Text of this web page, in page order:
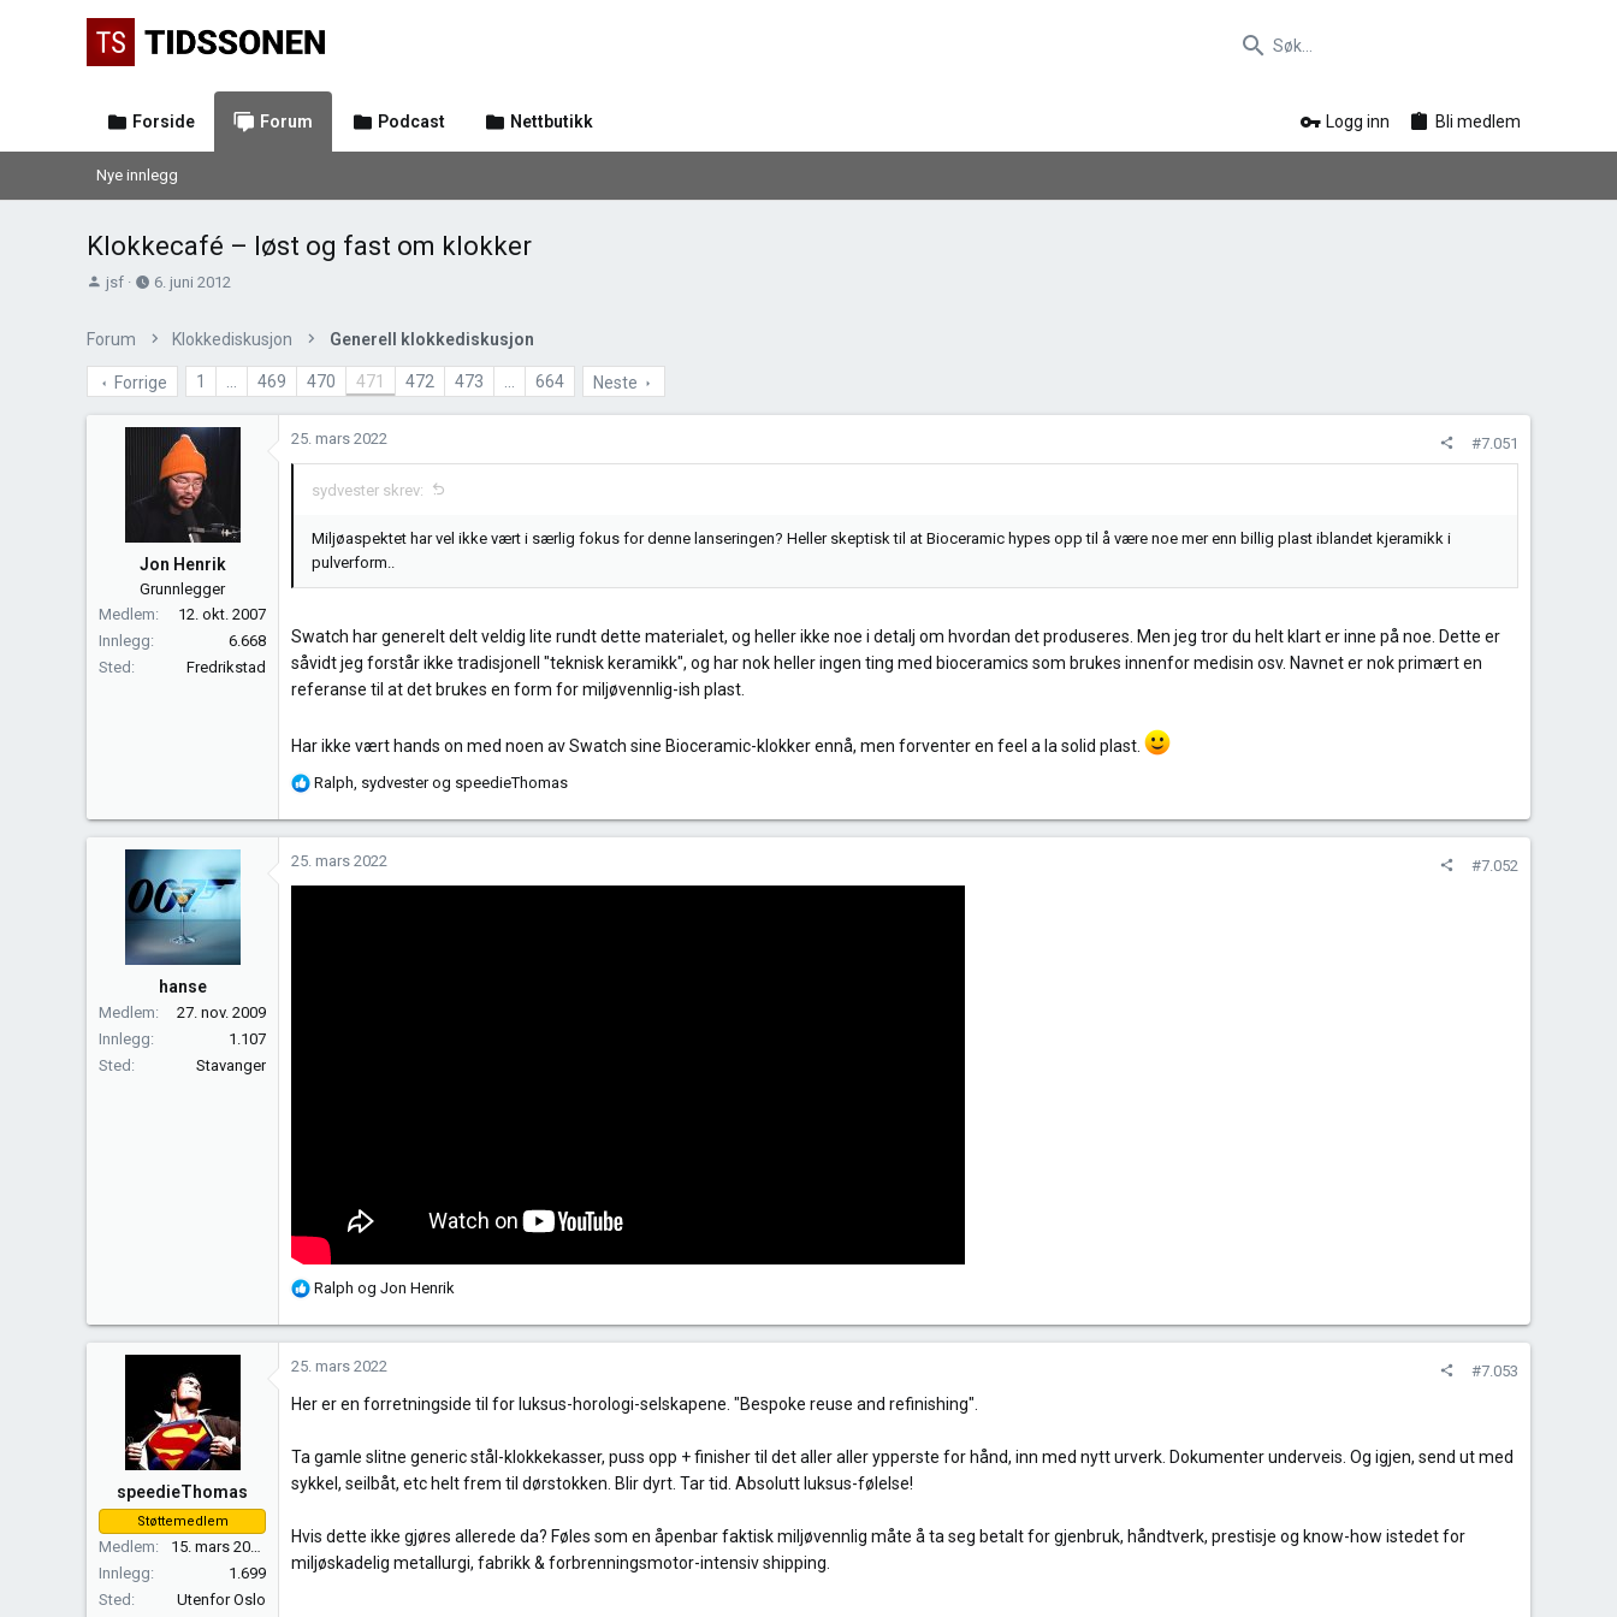
Forside Forum Podcast Nettbutikk Logg inn Bli medlem
Nye innlegg
Klokkecafé – løst og fast om klokker
T
s
t
jsf
O
p
e
t
t
6. juni 2012
Forum Klokkediskusjon Generell klokkediskusjon
Forrige 1 469 470 471 472 473 664 Neste
Jon Henrik
Grunnlegger
Medlem
12. okt. 2007
Innlegg
6.668
Sted
Fredrikstad
25. mars 2022 #7.051
sydvester skrev:
Miljøaspektet har vel ikke vært i særlig fokus for denne lanseringen? Heller skeptisk til at Bioceramic hypes opp til å være noe mer enn billig plast iblandet kjeramikk i
pulverform..
Swatch har generelt delt veldig lite rundt dette materialet, og heller ikke noe i detalj om hvordan det produseres. Men jeg tror du helt klart er inne på noe. Dette er
såvidt jeg forstår ikke tradisjonell "teknisk keramikk", og har nok heller ingen ting med bioceramics som brukes innenfor medisin osv. Navnet er nok primært en
referanse til at det brukes en form for miljøvennlig-ish plast.
Har ikke vært hands on med noen av Swatch sine Bioceramic-klokker ennå, men forventer en feel a la solid plast.
R
k
Ralph, sydvesterog speedieThomas
hanse
Medlem
27. nov. 2009
Innlegg
1.107
Sted
Stavanger
25. mars 2022 #7.052
R
k
j
n
e
Ralph og Jon Henrik
speedieThomas
Støttemedlem
Medlem
15. mars 2017
Innlegg
1.699
Sted
Utenfor Oslo
25. mars 2022 #7.053
Her er en forretningside til for luksus-horologi-selskapene. "Bespoke reuse and refinishing".
Ta gamle slitne generic stål-klokkekasser, puss opp + finisher til det aller aller ypperste for hånd, inn med nytt urverk. Dokumenter underveis. Og igjen, send ut med
sykkel, seilbåt, etc helt frem til dørstokken. Blir dyrt. Tar tid. Absolutt luksus-følelse!
Hvis dette ikke gjøres allerede da? Føles som en åpenbar faktisk miljøvennlig måte å ta seg betalt for gjenbruk, håndtverk, prestisje og know-how istedet for
miljøskadelig metallurgi, fabrikk & forbrenningsmotor-intensiv shipping.